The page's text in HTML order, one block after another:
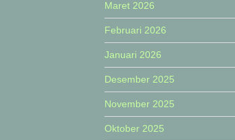
Maret 2026
Februari 2026
Januari 2026
Desember 2025
November 2025
Oktober 2025